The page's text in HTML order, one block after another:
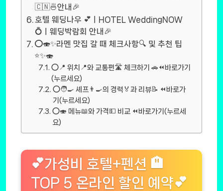
🇨🇳🍜안내🎉
호텔 웨딩나우 💕ㅣHOTEL WeddingNOW
💍ㅣ웨딩박람회 안내🎉
⭕🍣✨라멘 맛집 갈 때 체크사항🔍 및 추천 팁
⭐✨🍣
⭕📍 위치📍와 교통편🛣️ 체크하기 🚗⏪바로가기
(누르세요)
⭕🧑‍🍳 셰프👨‍🍳의 경력🏅과 리뷰📝 ⏪바로가
기(누르세요)
⭕🍣 메뉴📖와 가격💵 비교 ⏪바로가기(누르세
요)
💕가성비 호텔+펜션 🏨
TOP 5 온라인 할인 예약💕